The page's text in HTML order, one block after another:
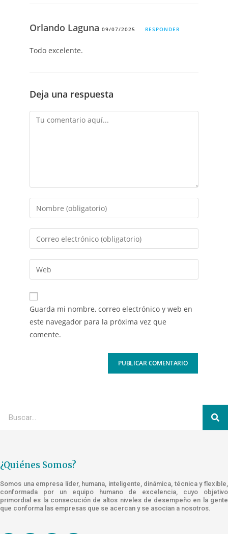
Orlando Laguna09/07/2025 RESPONDER
Todo excelente.
Deja una respuesta
Guarda mi nombre, correo electrónico y web en
este navegador para la próxima vez que
comente.
¿Quiénes Somos?
Somos una empresa líder, humana, inteligente, dinámica, técnica y flexible,
conformada por un equipo humano de excelencia, cuyo objetivo
primordial es la consecución de altos niveles de desempeño en la gente
que conforma las empresas que se acercan y se asocian a nosotros.